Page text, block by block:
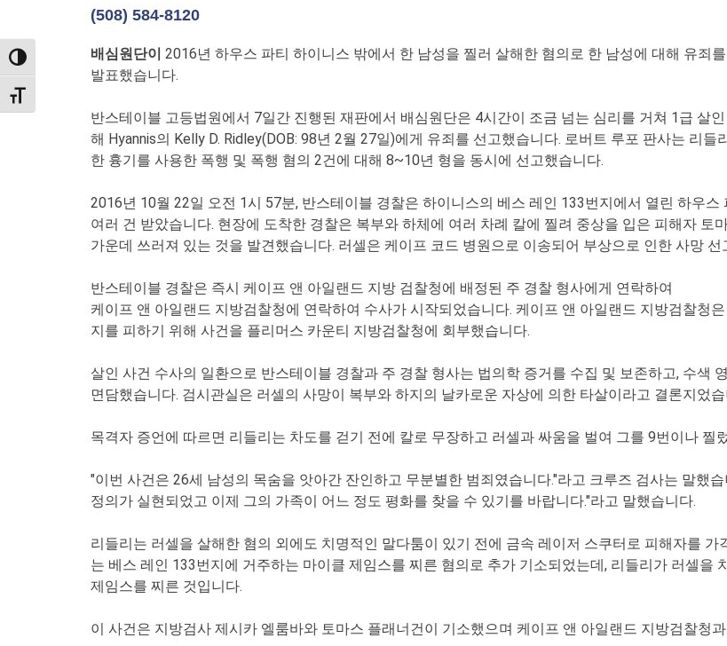
TOGGLE HIGH CONTRAST
TOGGLE FONT SIZE
(508) 584-8120
배심원단이 2016년 하우스 파티 하이니스 밖에서 한 남성을 찔러 살해한 혐의로 한 남성에 대해 유죄
발표했습니다.
반스테이블 고등법원에서 7일간 진행된 재판에서 배심원단은 4시간이 조금 넘는 심리를 거쳐 1급 살
해 Hyannis의 Kelly D. Ridley(DOB: 98년 2월 27일)에게 유죄를 선고했습니다. 로버트 루포 판사는 리
한 흉기를 사용한 폭행 및 폭행 혐의 2건에 대해 8~10년 형을 동시에 선고했습니다.
2016년 10월 22일 오전 1시 57분, 반스테이블 경찰은 하이니스의 베스 레인 133번지에서 열린 하우
여러 건 받았습니다. 현장에 도착한 경찰은 복부와 하체에 여러 차례 칼에 찔려 중상을 입은 피해자 토
가운데 쓰러져 있는 것을 발견했습니다. 러셀은 케이프 코드 병원으로 이송되어 부상으로 인한 사망 선
반스테이블 경찰은 즉시 케이프 앤 아일랜드 지방 검찰청에 배정된 주 경찰 형사에게 연락하여
케이프 앤 아일랜드 지방검찰청에 연락하여 수사가 시작되었습니다. 케이프 앤 아일랜드 지방검찰청
지를 피하기 위해 사건을 플리머스 카운티 지방검찰청에 회부했습니다.
살인 사건 수사의 일환으로 반스테이블 경찰과 주 경찰 형사는 법의학 증거를 수집 및 보존하고, 수색
면담했습니다. 검시관실은 러셀의 사망이 복부와 하지의 날카로운 자상에 의한 타살이라고 결론지었습
목격자 증언에 따르면 리들리는 차도를 걷기 전에 칼로 무장하고 러셀과 싸움을 벌여 그를 9번이나 찔
"이번 사건은 26세 남성의 목숨을 앗아간 잔인하고 무분별한 범죄였습니다."라고 크루즈 검사는 말했
정의가 실현되었고 이제 그의 가족이 어느 정도 평화를 찾을 수 있기를 바랍니다."라고 말했습니다.
리들리는 러셀을 살해한 혐의 외에도 치명적인 말다툼이 있기 전에 금속 레이저 스쿠터로 피해자를
는 베스 레인 133번지에 거주하는 마이클 제임스를 찌른 혐의로 추가 기소되었는데, 리들리가 러셀을
제임스를 찌른 것입니다.
이 사건은 지방검사 제시카 엘룸바와 토마스 플래너건이 기소했으며 케이프 앤 아일랜드 지방검찰청